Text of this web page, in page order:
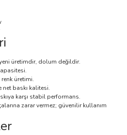
üretimdir, dolum değildir.
üretimi.
baskı kalitesi.
karşı stabil performans.
zarar vermez; güvenilir kullanım